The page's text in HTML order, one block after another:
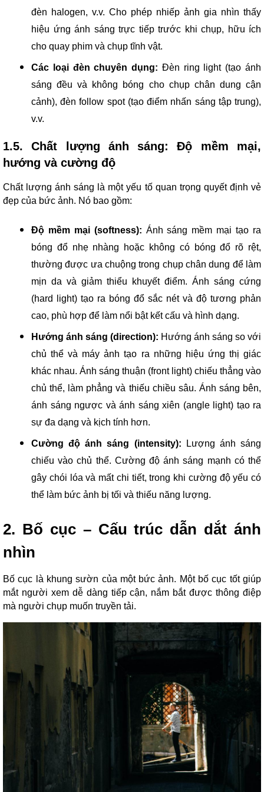
đèn halogen, v.v. Cho phép nhiếp ảnh gia nhìn thấy
hiệu ứng ánh sáng trực tiếp trước khi chụp, hữu ích
cho quay phim và chụp tĩnh vật.
Các loại đèn chuyên dụng: Đèn ring light (tạo ánh
sáng đều và không bóng cho chụp chân dung cận
cảnh), đèn follow spot (tạo điểm nhấn sáng tập trung),
v.v.
1.5. Chất lượng ánh sáng: Độ mềm mại,
hướng và cường độ
Chất lượng ánh sáng là một yếu tố quan trọng quyết định vẻ
đẹp của bức ảnh. Nó bao gồm:
Độ mềm mại (softness): Ánh sáng mềm mại tạo ra
bóng đổ nhẹ nhàng hoặc không có bóng đổ rõ rệt,
thường được ưa chuộng trong chụp chân dung để làm
mịn da và giảm thiểu khuyết điểm. Ánh sáng cứng
(hard light) tạo ra bóng đổ sắc nét và độ tương phản
cao, phù hợp để làm nổi bật kết cấu và hình dạng.
Hướng ánh sáng (direction): Hướng ánh sáng so với
chủ thể và máy ảnh tạo ra những hiệu ứng thị giác
khác nhau. Ánh sáng thuận (front light) chiếu thẳng vào
chủ thể, làm phẳng và thiếu chiều sâu. Ánh sáng bên,
ánh sáng ngược và ánh sáng xiên (angle light) tạo ra
sự đa dạng và kịch tính hơn.
Cường độ ánh sáng (intensity): Lượng ánh sáng
chiếu vào chủ thể. Cường độ ánh sáng mạnh có thể
gây chói lóa và mất chi tiết, trong khi cường độ yếu có
thể làm bức ảnh bị tối và thiếu năng lượng.
2. Bố cục – Cấu trúc dẫn dắt ánh
nhìn
Bố cục là khung sườn của một bức ảnh. Một bố cục tốt giúp
mắt người xem dễ dàng tiếp cận, nắm bắt được thông điệp
mà người chụp muốn truyền tải.